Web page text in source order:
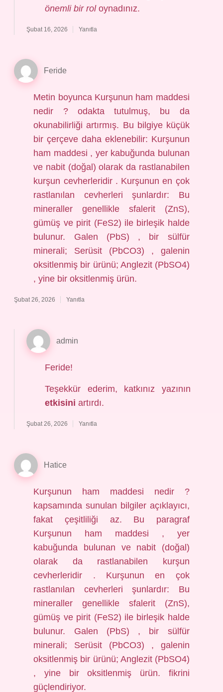
önemli bir roloynadınız.
Şubat 16, 2026 Yanıtla
Feride
Metin boyunca Kurşunun ham maddesi
nedir ? odakta tutulmuş, bu da
okunabilirliği artırmış. Bu bilgiye küçük
bir çerçeve daha eklenebilir: Kurşunun
ham maddesi , yer kabuğunda bulunan
ve nabit (doğal) olarak da rastlanabilen
kurşun cevherleridir . Kurşunun en çok
rastlanılan cevherleri şunlardır: Bu
mineraller genellikle sfalerit (ZnS),
gümüş ve pirit (FeS2) ile birleşik halde
bulunur. Galen (PbS) , bir sülfür
minerali; Serüsit (PbCO3) , galenin
oksitlenmiş bir ürünü; Anglezit (PbSO4)
, yine bir oksitlenmiş ürün.
Şubat 26, 2026 Yanıtla
admin
Feride!
Teşekkür ederim, katkınız yazının
etkisini artırdı.
Şubat 26, 2026 Yanıtla
Hatice
Kurşunun ham maddesi nedir ?
kapsamında sunulan bilgiler açıklayıcı,
fakat çeşitliliği az. Bu paragraf
Kurşunun ham maddesi , yer
kabuğunda bulunan ve nabit (doğal)
olarak da rastlanabilen kurşun
cevherleridir . Kurşunun en çok
rastlanılan cevherleri şunlardır: Bu
mineraller genellikle sfalerit (ZnS),
gümüş ve pirit (FeS2) ile birleşik halde
bulunur. Galen (PbS) , bir sülfür
minerali; Serüsit (PbCO3) , galenin
oksitlenmiş bir ürünü; Anglezit (PbSO4)
, yine bir oksitlenmiş ürün. fikrini
güçlendiriyor.